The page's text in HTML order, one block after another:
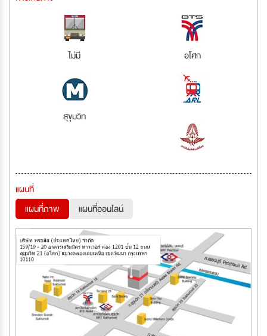
ไม่มี อโศก
สุขุมวิท
แผนที่
แผนที่ภาพ
แผนที่ออนไลน์